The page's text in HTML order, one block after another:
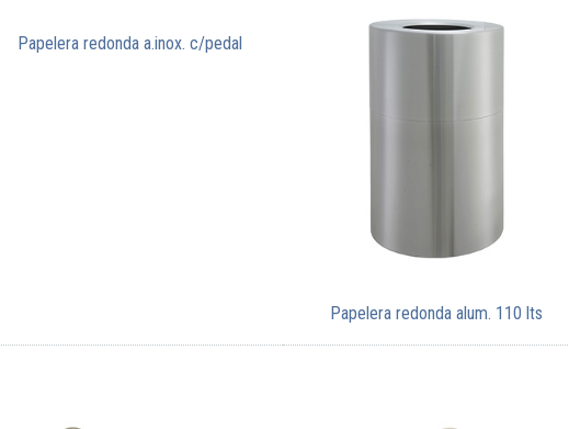
Papelera redonda a.inox. c/pedal
Papelera redonda alum. 110 lts